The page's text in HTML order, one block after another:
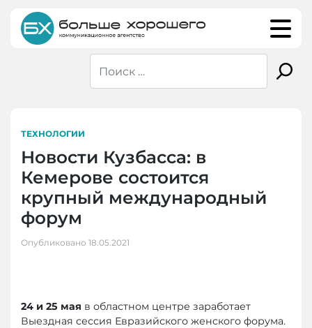
content
ТЕХНОЛОГИИ
Новости Кузбасса: в
Кемерове состоится
крупный международный
форум
Опубликовано 18.05.2021
24 и 25 мая в областном центре заработает
Выездная сессия Евразийского женского форума.